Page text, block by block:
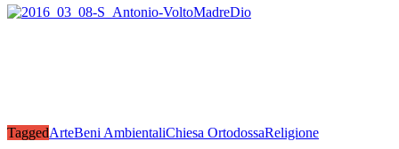
TaggedArteBeni AmbientaliChiesa OrtodossaReligione